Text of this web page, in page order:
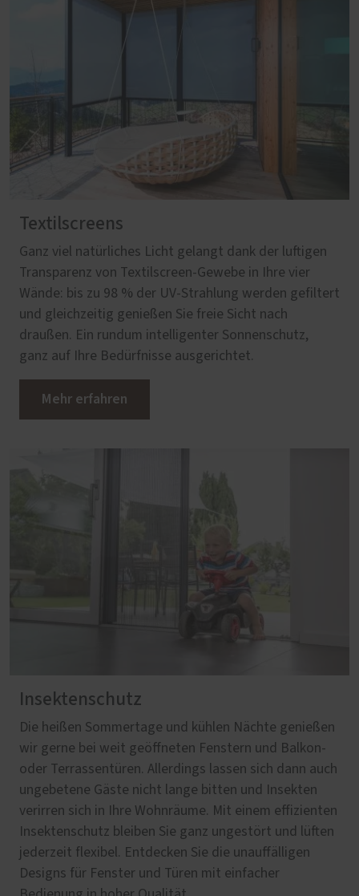
Textilscreens
Ganz viel natürliches Licht gelangt dank der luftigen
Transparenz von Textilscreen-Gewebe in Ihre vier
Wände: bis zu 98 % der UV-Strahlung werden gefiltert
und gleichzeitig genießen Sie freie Sicht nach
draußen. Ein rundum intelligenter Sonnenschutz,
ganz auf Ihre Bedürfnisse ausgerichtet.
Mehr erfahren
Insektenschutz
Die heißen Sommertage und kühlen Nächte genießen
wir gerne bei weit geöffneten Fenstern und Balkon-
oder Terrassentüren. Allerdings lassen sich dann auch
ungebetene Gäste nicht lange bitten und Insekten
verirren sich in Ihre Wohnräume. Mit einem effizienten
Insektenschutz bleiben Sie ganz ungestört und lüften
jederzeit flexibel. Entdecken Sie die unauffälligen
Designs für Fenster und Türen mit einfacher